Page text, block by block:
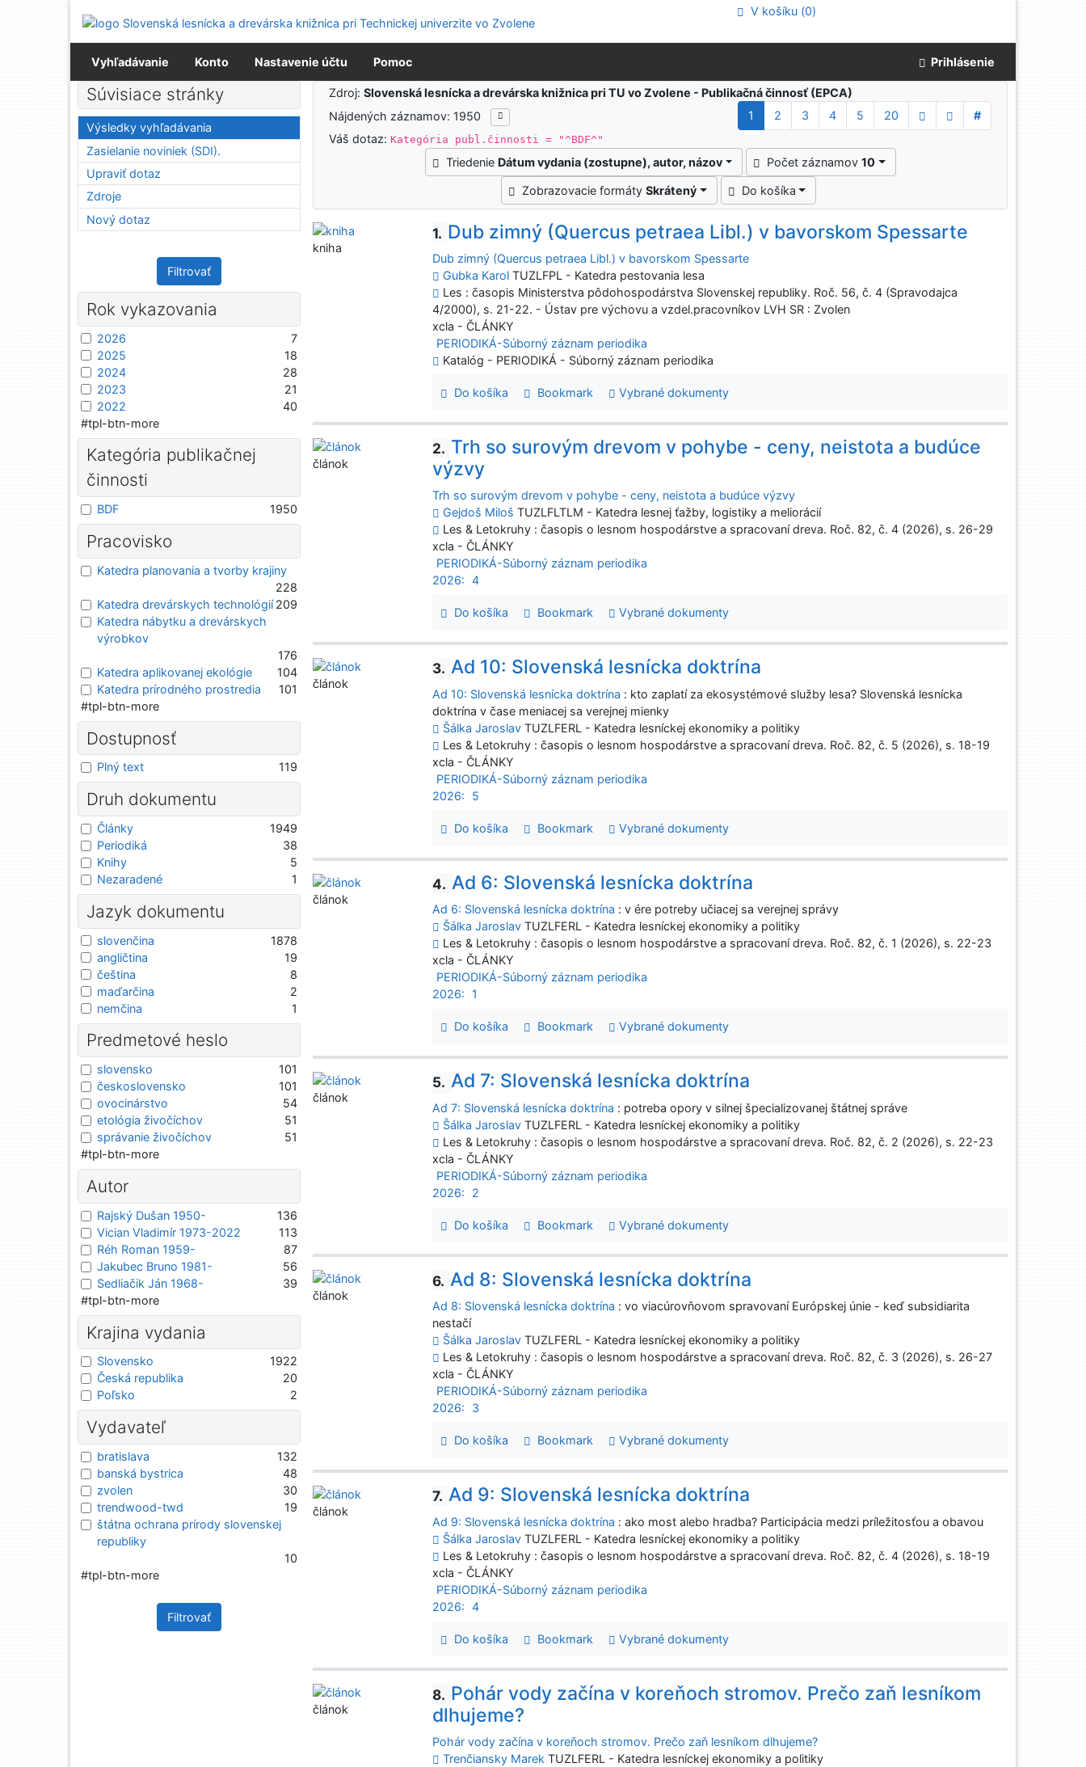
Prejsť na menu
Prehlásenie o webovej prístupnosti
V košíku (0)
Vyhľadávanie Konto Nastavenie účtu Pomoc Prihlásenie
Výsledky vyhľadávania
Zdroj:Slovenská lesnícka a drevárska knižnica pri TU vo Zvolene - Publikačná činnosť (EPCA)
Nájdených záznamov: 1950
1 2 3 4 5 20
#
Váš dotaz:Kategória publ.činnosti = "^BDF^"
Triedenie Dátum vydania (zostupne), autor, názov Počet záznamov10
Zobrazovacie formátySkrátený Do košíka
1. Dub zimný (Quercus petraea Libl.) v bavorskom Spessarte
Dub zimný (Quercus petraea Libl.) v bavorskom Spessarte
Gubka Karol TUZLFPL - Katedra pestovania lesa
Les : časopis Ministerstva pôdohospodárstva Slovenskej republiky. Roč. 56, č. 4 (Spravodajca
4/2000), s. 21-22. - Ústav pre výchovu a vzdel.pracovníkov LVH SR : Zvolen
xcla - ČLÁNKY
PERIODIKÁ-Súborný záznam periodika
Katalóg - PERIODIKÁ - Súborný záznam periodika
Do košíka Bookmark Vybrané dokumenty
kniha
2. Trh so surovým drevom v pohybe - ceny, neistota a budúce
výzvy
Trh so surovým drevom v pohybe - ceny, neistota a budúce výzvy
Gejdoš Miloš TUZLFLTLM - Katedra lesnej ťažby, logistiky a meliorácií
Les & Letokruhy : časopis o lesnom hospodárstve a spracovaní dreva. Roč. 82, č. 4 (2026), s. 26-29
xcla - ČLÁNKY
PERIODIKÁ-Súborný záznam periodika
2026:
4
Do košíka Bookmark Vybrané dokumenty
článok
3. Ad 10: Slovenská lesnícka doktrína
Ad 10: Slovenská lesnícka doktrína : kto zaplatí za ekosystémové služby lesa? Slovenská lesnícka
doktrína v čase meniacej sa verejnej mienky
Šálka Jaroslav TUZLFERL - Katedra lesníckej ekonomiky a politiky
Les & Letokruhy : časopis o lesnom hospodárstve a spracovaní dreva. Roč. 82, č. 5 (2026), s. 18-19
xcla - ČLÁNKY
PERIODIKÁ-Súborný záznam periodika
2026:
5
Do košíka Bookmark Vybrané dokumenty
článok
4. Ad 6: Slovenská lesnícka doktrína
Ad 6: Slovenská lesnícka doktrína : v ére potreby učiacej sa verejnej správy
Šálka Jaroslav TUZLFERL - Katedra lesníckej ekonomiky a politiky
Les & Letokruhy : časopis o lesnom hospodárstve a spracovaní dreva. Roč. 82, č. 1 (2026), s. 22-23
xcla - ČLÁNKY
PERIODIKÁ-Súborný záznam periodika
2026:
1
Do košíka Bookmark Vybrané dokumenty
článok
5. Ad 7: Slovenská lesnícka doktrína
Ad 7: Slovenská lesnícka doktrína : potreba opory v silnej špecializovanej štátnej správe
Šálka Jaroslav TUZLFERL - Katedra lesníckej ekonomiky a politiky
Les & Letokruhy : časopis o lesnom hospodárstve a spracovaní dreva. Roč. 82, č. 2 (2026), s. 22-23
xcla - ČLÁNKY
PERIODIKÁ-Súborný záznam periodika
2026:
2
Do košíka Bookmark Vybrané dokumenty
článok
6. Ad 8: Slovenská lesnícka doktrína
Ad 8: Slovenská lesnícka doktrína : vo viacúrovňovom spravovaní Európskej únie - keď subsidiarita
nestačí
Šálka Jaroslav TUZLFERL - Katedra lesníckej ekonomiky a politiky
Les & Letokruhy : časopis o lesnom hospodárstve a spracovaní dreva. Roč. 82, č. 3 (2026), s. 26-27
xcla - ČLÁNKY
PERIODIKÁ-Súborný záznam periodika
2026:
3
Do košíka Bookmark Vybrané dokumenty
článok
7. Ad 9: Slovenská lesnícka doktrína
Ad 9: Slovenská lesnícka doktrína : ako most alebo hradba? Participácia medzi príležitosťou a obavou
Šálka Jaroslav TUZLFERL - Katedra lesníckej ekonomiky a politiky
Les & Letokruhy : časopis o lesnom hospodárstve a spracovaní dreva. Roč. 82, č. 4 (2026), s. 18-19
xcla - ČLÁNKY
PERIODIKÁ-Súborný záznam periodika
2026:
4
Do košíka Bookmark Vybrané dokumenty
článok
8. Pohár vody začína v koreňoch stromov. Prečo zaň lesníkom
dlhujeme?
Pohár vody začína v koreňoch stromov. Prečo zaň lesníkom dlhujeme?
Trenčiansky Marek TUZLFERL - Katedra lesníckej ekonomiky a politiky
článok
Súvisiace stránky
Výsledky vyhľadávania
Zasielanie noviniek (SDI).
Upraviť dotaz
Zdroje
Nový dotaz
Filtrovať
Rok vykazovania
2026
7
2025
18
2024
28
2023
21
2022
40
#tpl-btn-more
Kategória publikačnej
činnosti
BDF 1950
Pracovisko
Katedra planovania a tvorby krajiny
228
Katedra drevárskych technológií 209
Katedra nábytku a drevárskych
výrobkov
176
Katedra aplikovanej ekológie
104
Katedra prírodného prostredia
101
#tpl-btn-more
Dostupnosť
Plný text 119
Druh dokumentu
Články
1949
Periodiká
38
Knihy
5
Nezaradené
1
Jazyk dokumentu
slovenčina
1878
angličtina
19
čeština
8
maďarčina
2
nemčina
1
Predmetové heslo
slovensko
101
československo
101
ovocinárstvo
54
etológia živočíchov
51
správanie živočíchov
51
#tpl-btn-more
Autor
Rajský Dušan 1950-
136
Vician Vladimír 1973-2022
113
Réh Roman 1959-
87
Jakubec Bruno 1981-
56
Sedliačik Ján 1968-
39
#tpl-btn-more
Krajina vydania
Slovensko
1922
Česká republika
20
Poľsko
2
Vydavateľ
bratislava
132
banská bystrica
48
zvolen
30
trendwood-twd
19
štátna ochrana prírody slovenskej
republiky
10
#tpl-btn-more
Filtrovať